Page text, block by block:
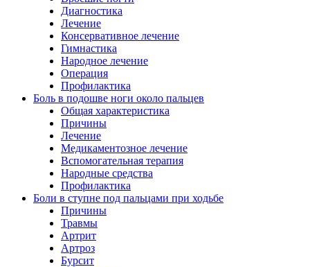
Диагностика
Лечение
Консервативное лечение
Гимнастика
Народное лечение
Операция
Профилактика
Боль в подошве ноги около пальцев
Общая характеристика
Причины
Лечение
Медикаментозное лечение
Вспомогательная терапия
Народные средства
Профилактика
Боли в ступне под пальцами при ходьбе
Причины
Травмы
Артрит
Артроз
Бурсит